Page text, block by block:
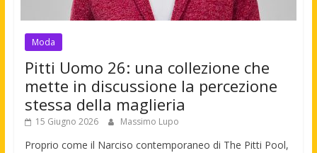
Moda
Pitti Uomo 26: una collezione che
mette in discussione la percezione
stessa della maglieria
15 Giugno 2026 Massimo Lupo
Proprio come il Narciso contemporaneo di The Pitti Pool,